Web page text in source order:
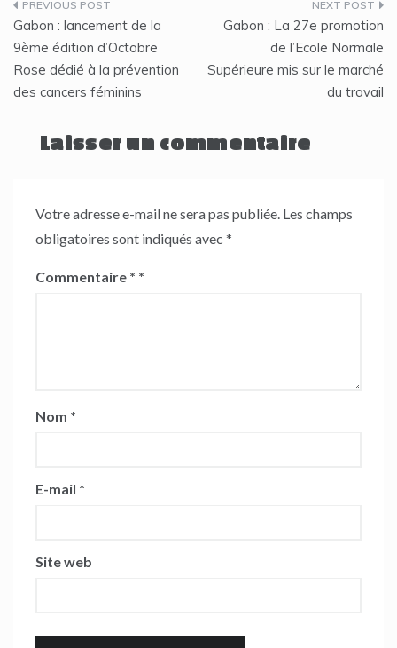
Navigation
de
l’article
Gabon : lancement de la
9ème édition d’Octobre
Rose dédié à la prévention
des cancers féminins
Gabon : La 27e promotion
de l’Ecole Normale
Supérieure mis sur le marché
du travail
Laisser un commentaire
Votre adresse e-mail ne sera pas publiée. Les champs
obligatoires sont indiqués avec *
Commentaire *
Nom *
E-mail *
Site web